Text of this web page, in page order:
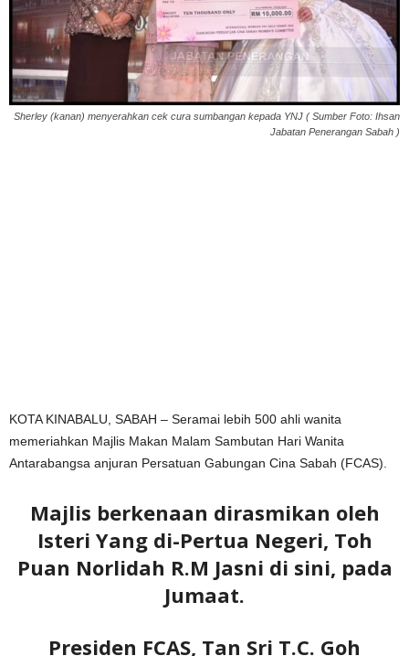
Sherley (kanan) menyerahkan cek cura sumbangan kepada YNJ ( Sumber Foto: Ihsan
Jabatan Penerangan Sabah )
KOTA KINABALU, SABAH – Seramai lebih 500 ahli wanita
memeriahkan Majlis Makan Malam Sambutan Hari Wanita
Antarabangsa anjuran Persatuan Gabungan Cina Sabah (FCAS).
Majlis berkenaan dirasmikan oleh
Isteri Yang di-Pertua Negeri, Toh
Puan Norlidah R.M Jasni di sini, pada
Jumaat.
Presiden FCAS, Tan Sri T.C. Goh